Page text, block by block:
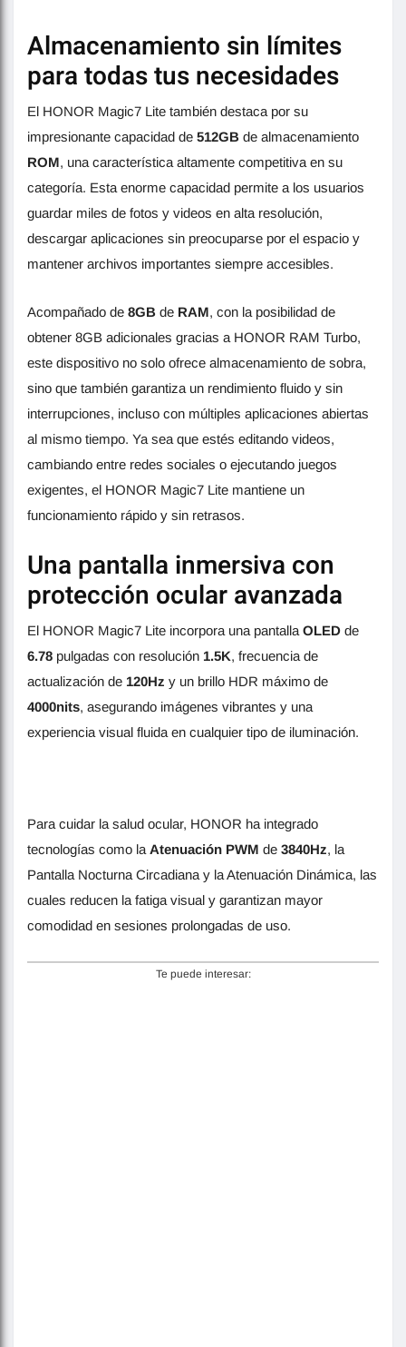
Almacenamiento sin límites
para todas tus necesidades
El HONOR Magic7 Lite también destaca por su
impresionante capacidad de 512GB de almacenamiento
ROM, una característica altamente competitiva en su
categoría. Esta enorme capacidad permite a los usuarios
guardar miles de fotos y videos en alta resolución,
descargar aplicaciones sin preocuparse por el espacio y
mantener archivos importantes siempre accesibles.
Acompañado de 8GB de RAM, con la posibilidad de
obtener 8GB adicionales gracias a HONOR RAM Turbo,
este dispositivo no solo ofrece almacenamiento de sobra,
sino que también garantiza un rendimiento fluido y sin
interrupciones, incluso con múltiples aplicaciones abiertas
al mismo tiempo. Ya sea que estés editando videos,
cambiando entre redes sociales o ejecutando juegos
exigentes, el HONOR Magic7 Lite mantiene un
funcionamiento rápido y sin retrasos.
Una pantalla inmersiva con
protección ocular avanzada
El HONOR Magic7 Lite incorpora una pantalla OLED de
6.78 pulgadas con resolución 1.5K, frecuencia de
actualización de 120Hz y un brillo HDR máximo de
4000nits, asegurando imágenes vibrantes y una
experiencia visual fluida en cualquier tipo de iluminación.
Para cuidar la salud ocular, HONOR ha integrado
tecnologías como la Atenuación PWM de 3840Hz, la
Pantalla Nocturna Circadiana y la Atenuación Dinámica, las
cuales reducen la fatiga visual y garantizan mayor
comodidad en sesiones prolongadas de uso.
Te puede interesar: